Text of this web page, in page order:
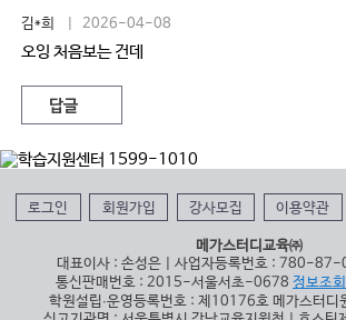
김*희 | 2026-04-08
오잉 처음보는 건데
답글
로그인 회원가입 강사모집 이용약관
메가스터디교육㈜
대표이사 : 손성은 | 사업자등록번호 : 780-
통신판매번호 : 2015-서울서초-0678 정보조회
학원설립∙운영등록번호 : 제10176호 메가스터디